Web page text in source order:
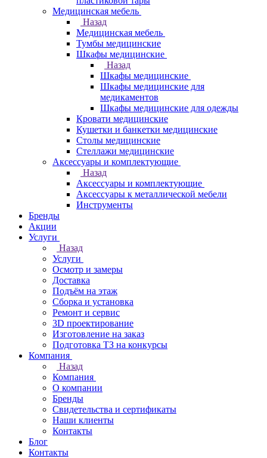
Медицинская мебель
Назад
Медицинская мебель
Тумбы медицинские
Шкафы медицинские
Назад
Шкафы медицинские
Шкафы медицинские для
медикаментов
Шкафы медицинские для одежды
Кровати медицинские
Кушетки и банкетки медицинские
Столы медицинские
Стеллажи медицинские
Аксессуары и комплектующие
Назад
Аксессуары и комплектующие
Аксессуары к металлической мебели
Инструменты
Бренды
Акции
Услуги
Назад
Услуги
Осмотр и замеры
Доставка
Подъём на этаж
Сборка и установка
Ремонт и сервис
3D проектирование
Изготовление на заказ
Подготовка ТЗ на конкурсы
Компания
Назад
Компания
О компании
Бренды
Свидетельства и сертификаты
Наши клиенты
Контакты
Блог
Контакты